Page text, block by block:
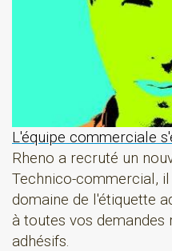
L'équipe commerciale
Rheno a recruté un
Technico-commercial,
domaine de l'étiquette
à toutes vos
adhésifs.